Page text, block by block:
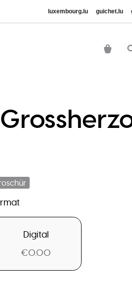
luxembourg.lu guichet.lu
Digital
€0.00